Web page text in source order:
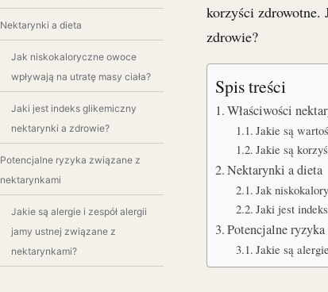
Nektarynki a dieta
Jak niskokaloryczne owoce
wpływają na utratę masy ciała?
Jaki jest indeks glikemiczny
nektarynki a zdrowie?
Potencjalne ryzyka związane z
nektarynkami
Jakie są alergie i zespół alergii
jamy ustnej związane z
nektarynkami?
korzyści zdrowotne.
zdrowie?
Spis treści
Właściwości
Jakie są
Jakie są
Nektarynki a dieta
Jak
Jaki jest
Potencjalne
Jakie są